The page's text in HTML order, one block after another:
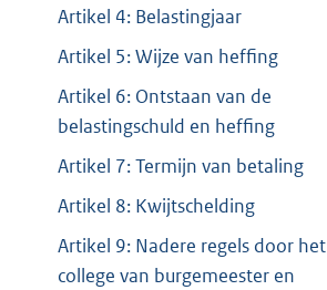
Artikel 4: Belastingjaar
Artikel 5: Wijze van heffing
Artikel 6: Ontstaan van de
belastingschuld en heffing
Artikel 7: Termijn van betaling
Artikel 8: Kwijtschelding
Artikel 9: Nadere regels door het
college van burgemeester en